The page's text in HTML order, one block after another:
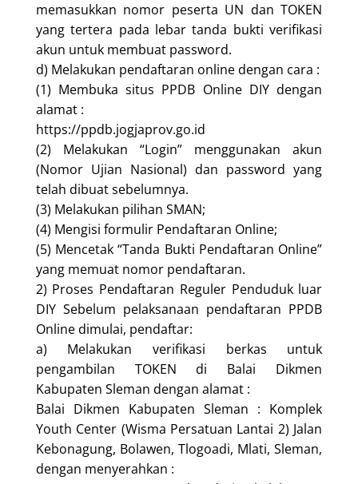
memasukkan nomor peserta UN dan TOKEN
yang tertera pada lebar tanda bukti verifikasi
akun untuk membuat password.
d) Melakukan pendaftaran online dengan cara :
(1) Membuka situs PPDB Online DIY dengan
alamat :
https://ppdb.jogjaprov.go.id
(2) Melakukan “Login” menggunakan akun
(Nomor Ujian Nasional) dan password yang
telah dibuat sebelumnya.
(3) Melakukan pilihan SMAN;
(4) Mengisi formulir Pendaftaran Online;
(5) Mencetak “Tanda Bukti Pendaftaran Online”
yang memuat nomor pendaftaran.
2) Proses Pendaftaran Reguler Penduduk luar
DIY Sebelum pelaksanaan pendaftaran PPDB
Online dimulai, pendaftar:
a) Melakukan verifikasi berkas untuk
pengambilan TOKEN di Balai Dikmen
Kabupaten Sleman dengan alamat :
Balai Dikmen Kabupaten Sleman : Komplek
Youth Center (Wisma Persatuan Lantai 2) Jalan
Kebonagung, Bolawen, Tlogoadi, Mlati, Sleman,
dengan menyerahkan :